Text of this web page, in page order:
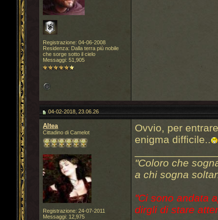
Registrazione: 04-06-2008
Residenza: Dalla terra più nobile
che sorge sotto il cielo
Messaggi: 51,905
04-02-2018, 23.06.26
Altea
Cittadino di Camelot
Registrazione: 24-07-2011
Messaggi: 12,975
Ovvio, per
enigma difficile..
"Coloro che
a chi sogna
"Ci sono andata
dirgli di stare